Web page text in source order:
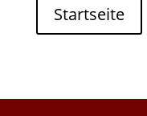
Startseite